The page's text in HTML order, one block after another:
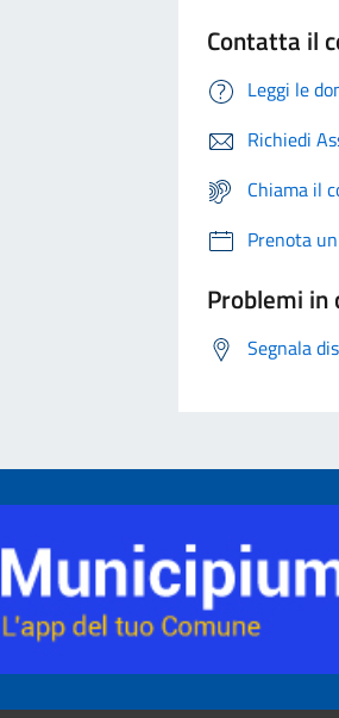
Contatta il
Leggi le
Richiedi
Chiama il
Prenota
Problemi in
Segnala